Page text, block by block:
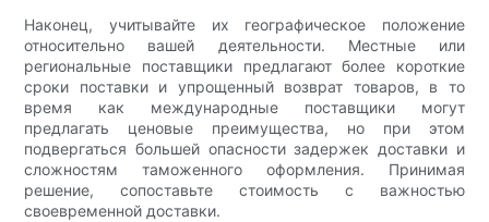
Наконец, учитывайте их географическое положение
относительно вашей деятельности. Местные или
региональные поставщики предлагают более короткие
сроки поставки и упрощенный возврат товаров, в то
время как международные поставщики могут
предлагать ценовые преимущества, но при этом
подвергаться большей опасности задержек доставки и
сложностям таможенного оформления. Принимая
решение, сопоставьте стоимость с важностью
своевременной доставки.